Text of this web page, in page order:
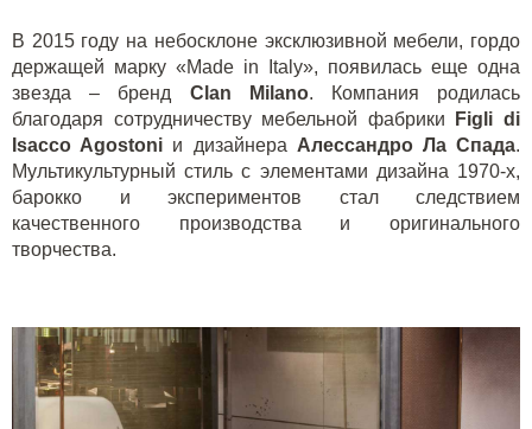
В 2015 году на небосклоне эксклюзивной мебели, гордо
держащей марку «Made in Italy», появилась еще одна
звезда – бренд Clan Milano. Компания родилась
благодаря сотрудничеству мебельной фабрики
Figli di
Isacco Agostoni и дизайнера Алессандро Ла Спада.
Мультикультурный стиль с элементами дизайна 1970-х,
барокко и экспериментов стал следствием
качественного производства и оригинального
творчества.